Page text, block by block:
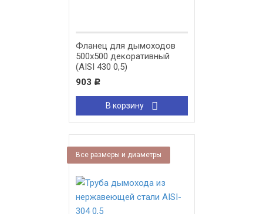
Фланец для дымоходов
500х500 декоративный
(AISI 430 0,5)
903 Р
В корзину
Все размеры и диаметры